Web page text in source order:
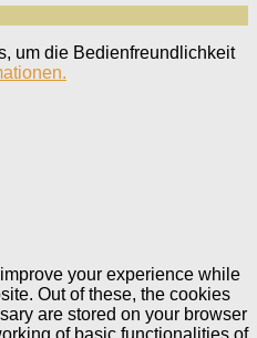
um die Bedienfreundlichkeit
your experience while
Out of these, the cookies
are stored on your browser